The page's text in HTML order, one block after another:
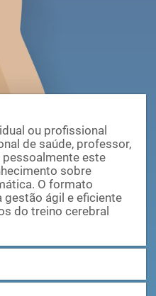
ou profissional
de saúde, professor,
este
sobre
O formato
ágil e eficiente
do treino cerebral